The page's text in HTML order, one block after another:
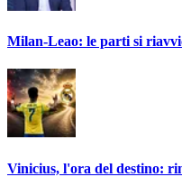
Milan-Leao: le parti si
Vinicius, l'ora del destino: